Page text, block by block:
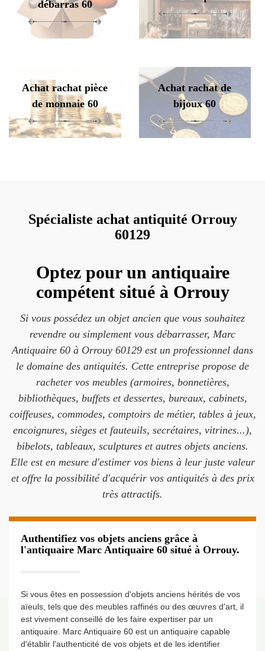
débarras 60
Achat rachat pièce
de monnaie 60
Achat rachat de
bijoux 60
Spécialiste achat antiquité Orrouy
60129
Optez pour un antiquaire
compétent situé à Orrouy
Si vous possédez un objet ancien que vous souhaitez
revendre ou simplement vous débarrasser, Marc
Antiquaire 60 à Orrouy 60129 est un professionnel dans
le domaine des antiquités. Cette entreprise propose de
racheter vos meubles (armoires, bonnetières,
bibliothèques, buffets et dessertes, bureaux, cabinets,
coiffeuses, commodes, comptoirs de métier, tables à jeux,
encoignures, sièges et fauteuils, secrétaires, vitrines...),
bibelots, tableaux, sculptures et autres objets anciens.
Elle est en mesure d'estimer vos biens à leur juste valeur
et offre la possibilité d'acquérir vos antiquités à des prix
très attractifs.
Authentifiez vos objets anciens grâce à
l'antiquaire Marc Antiquaire 60 situé à Orrouy.
Si vous êtes en possession d'objets anciens hérités de vos
aïeuls, tels que des meubles raffinés ou des œuvres d'art, il
est vivement conseillé de les faire expertiser par un
antiquaire. Marc Antiquaire 60 est un antiquaire capable
d'établir l'authenticité de vos objets et de les identifier